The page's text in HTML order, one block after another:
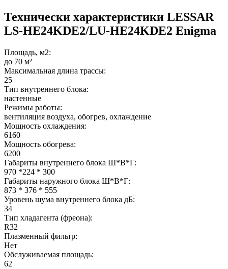
Технически характеристики LESSAR
LS-HE24KDE2/LU-HE24KDE2 Enigma
Площадь, м2:
до 70 м²
Максимальная длина трассы:
25
Тип внутреннего блока:
настенные
Режимы работы:
вентиляция воздуха, обогрев, охлаждение
Мощность охлаждения:
6160
Мощность обогрева:
6200
Габариты внутреннего блока Ш*В*Г:
970 *224 * 300
Габариты наружного блока Ш*В*Г:
873 * 376 * 555
Уровень шума внутреннего блока дБ:
34
Тип хладагента (фреона):
R32
Плазменный фильтр:
Нет
Обслуживаемая площадь:
62